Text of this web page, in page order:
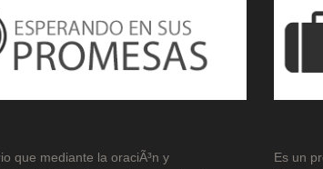
que mediante la oraciÃ³n y
Es un